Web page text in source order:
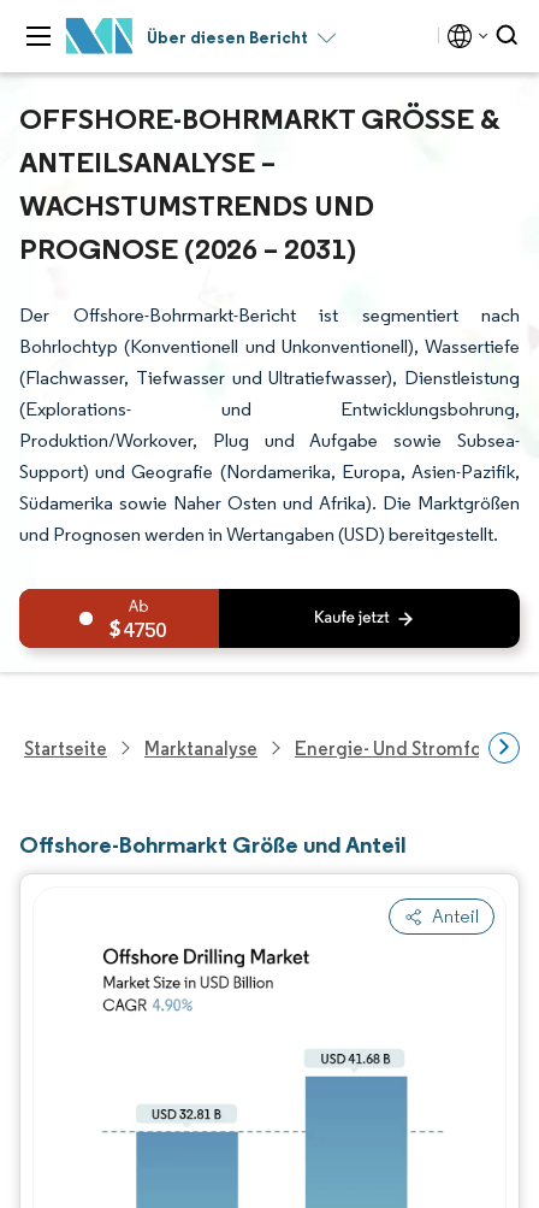
Über diesen Bericht
OFFSHORE-BOHRMARKT GRÖSSE & A
NTEILSANALYSE – W
ACHSTUMSTRENDS UND P
ROGNOSE (2026 – 2031)
Der Offshore-Bohrmarkt-Bericht ist segmentiert nach
Bohrlochtyp (Konventionell und Unkonventionell), Wassertiefe
(Flachwasser, Tiefwasser und Ultratiefwasser), Dienstleistung
(Explorations- und Entwicklungsbohrung,
Produktion/Workover, Plug und Aufgabe sowie Subsea-
Support) und Geografie (Nordamerika, Europa, Asien-Pazifik,
Südamerika sowie Naher Osten und Afrika). Die Marktgrößen
und Prognosen werden in Wertangaben (USD) bereitgestellt.
4750
Startseite Marktanalyse Energie- Und
Offshore-Bohrmarkt Größe und Anteil
Anteil